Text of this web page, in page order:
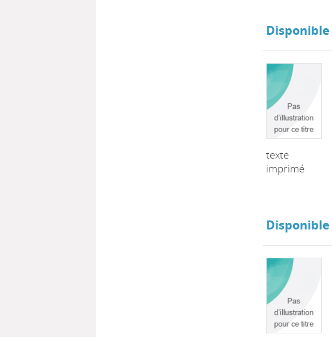
Disponible
texte
imprimé
Disponible